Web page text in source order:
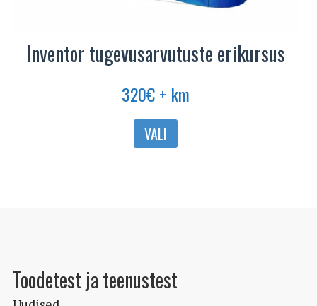
Inventor tugevusarvutuste erikursus
320€+ km
VALI
Sellel
tootelehel.
Toodetest ja teenustest